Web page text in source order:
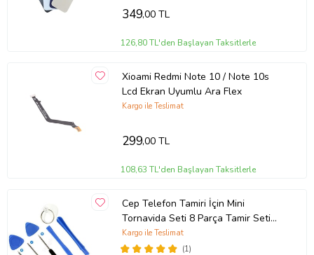
349,00 TL
126,80 TL'den Başlayan Taksitlerle
Xioami Redmi Note 10 / Note 10s
Lcd Ekran Uyumlu Ara Flex
Kargo ile Teslimat
299,00 TL
108,63 TL'den Başlayan Taksitlerle
Cep Telefon Tamiri İçin Mini
Tornavida Seti 8 Parça Tamir Seti
(Siyah)
(1)
Kargo ile Teslimat